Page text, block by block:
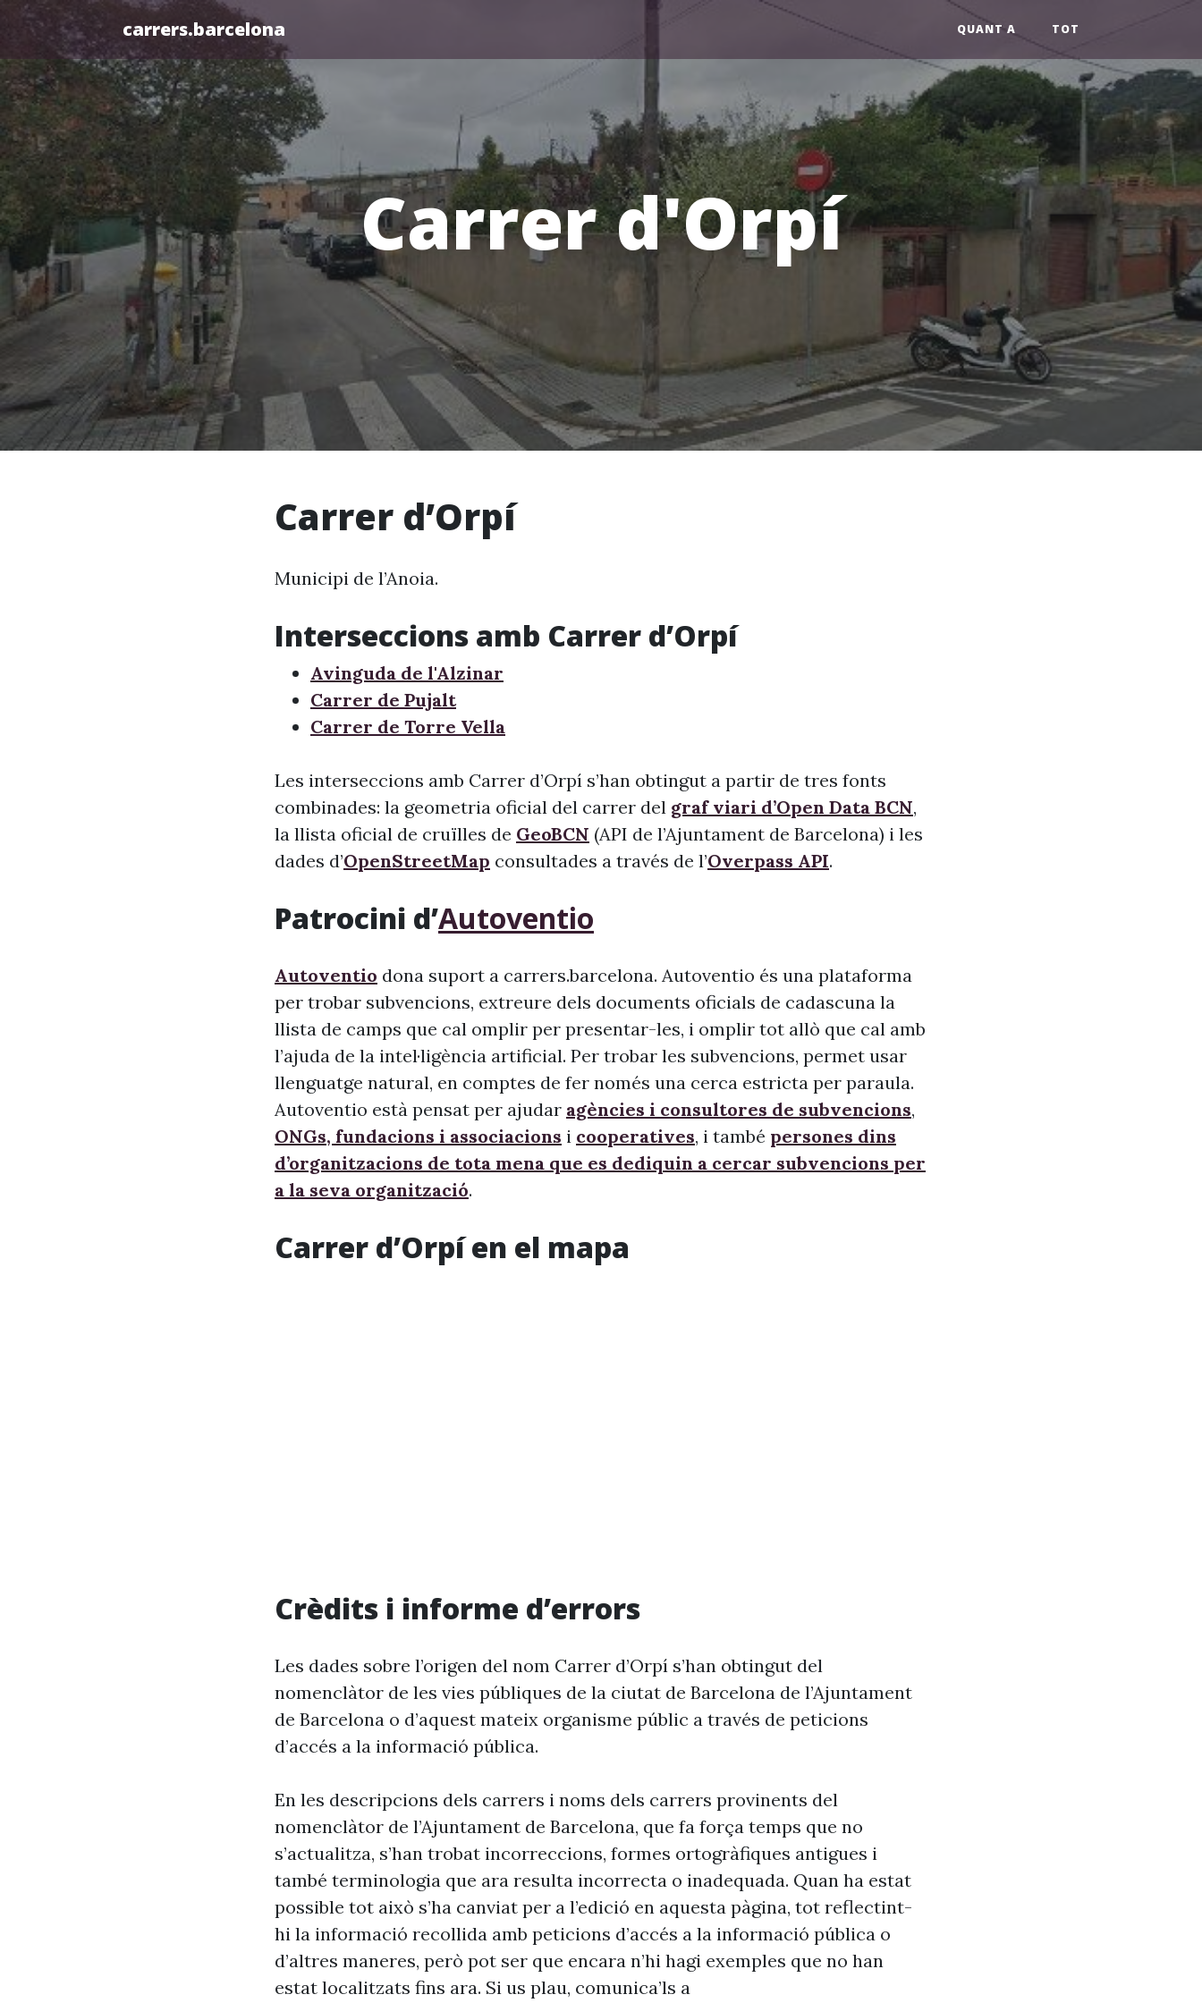
carrers.barcelona QUANT A TOT
Carrer d'Orpí
Carrer d’Orpí
Municipi de l’Anoia.
Interseccions amb Carrer d’Orpí
Avinguda de l'Alzinar
Carrer de Pujalt
Carrer de Torre Vella
Les interseccions amb Carrer d’Orpí s’han obtingut a partir de tres fonts
combinades: la geometria oficial del carrer del graf viari d’Open Data BCN,
la llista oficial de cruïlles de GeoBCN (API de l’Ajuntament de Barcelona) i les
dades d’OpenStreetMap consultades a través de l’Overpass API.
Patrocini d’Autoventio
Autoventio dona suport a carrers.barcelona. Autoventio és una plataforma
per trobar subvencions, extreure dels documents oficials de cadascuna la
llista de camps que cal omplir per presentar-les, i omplir tot allò que cal amb
l’ajuda de la intel·ligència artificial. Per trobar les subvencions, permet usar
llenguatge natural, en comptes de fer només una cerca estricta per paraula.
Autoventio està pensat per ajudar agències i consultores de subvencions,
ONGs, fundacions i associacions i cooperatives, i també persones dins
d’organitzacions de tota mena que es dediquin a cercar subvencions per
a la seva organització.
Carrer d’Orpí en el mapa
Crèdits i informe d’errors
Les dades sobre l’origen del nom Carrer d’Orpí s’han obtingut del
nomenclàtor de les vies públiques de la ciutat de Barcelona de l’Ajuntament
de Barcelona o d’aquest mateix organisme públic a través de peticions
d’accés a la informació pública.
En les descripcions dels carrers i noms dels carrers provinents del
nomenclàtor de l’Ajuntament de Barcelona, que fa força temps que no
s’actualitza, s’han trobat incorreccions, formes ortogràfiques antigues i
també terminologia que ara resulta incorrecta o inadequada. Quan ha estat
possible tot això s’ha canviat per a l’edició en aquesta pàgina, tot reflectint-
hi la informació recollida amb peticions d’accés a la informació pública o
d’altres maneres, però pot ser que encara n’hi hagi exemples que no han
estat localitzats fins ara. Si us plau, comunica’ls a